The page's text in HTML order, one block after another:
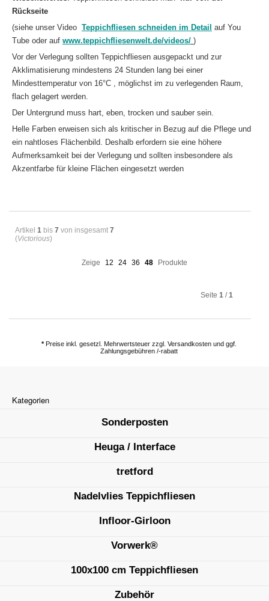
Rückseite
(siehe unser Video Teppichfliesen schneiden im Detail auf You
Tube oder auf www.teppichfliesenwelt.de/videos/ )
Vor der Verlegung sollten Teppichfliesen ausgepackt und zur
Akklimatisierung mindestens 24 Stunden lang bei einer
Mindesttemperatur von 16°C , möglichst im zu verlegenden Raum,
flach gelagert werden.
Der Untergrund muss hart, eben, trocken und sauber sein.
Helle Farben erweisen sich als kritischer in Bezug auf die Pflege und
ein nahtloses Flächenbild. Deshalb erfordern sie eine höhere
Aufmerksamkeit bei der Verlegung und sollten insbesondere als
Akzentfarbe für kleine Flächen eingesetzt werden
Artikel 1 bis 7 von insgesamt 7
(Victorious)
Zeige 12 24 36 48 Produkte
Seite1 /1
*Preise inkl. gesetzl. Mehrwertsteuer zzgl. Versandkosten und ggf.
Zahlungsgebühren /-rabatt
Kategorien
Sonderposten
Heuga / Interface
tretford
Nadelvlies Teppichfliesen
Infloor-Girloon
Vorwerk®
100x100 cm Teppichfliesen
Zubehör